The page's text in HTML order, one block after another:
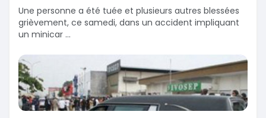
Une personne a été tuée et plusieurs autres blessées
grièvement, ce samedi, dans un accident impliquant
un minicar ...